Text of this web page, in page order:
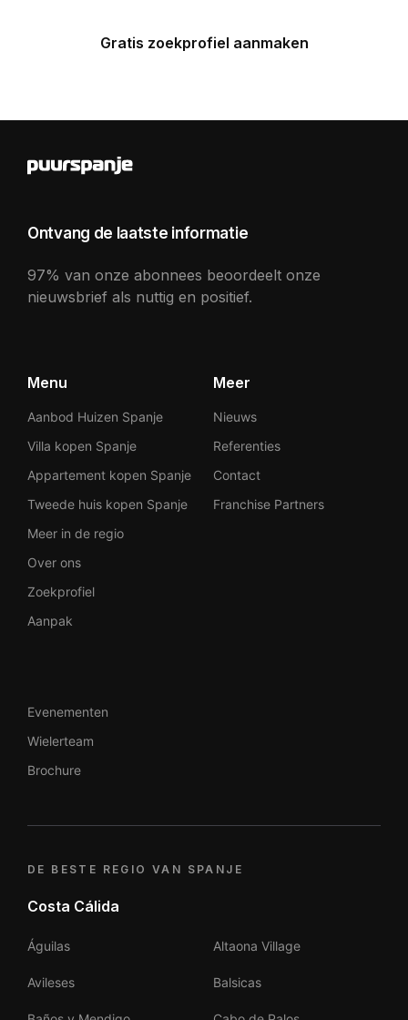
Gratis zoekprofiel aanmaken
Ontvang de laatste informatie
97% van onze abonnees beoordeelt onze
nieuwsbrief als nuttig en positief.
Menu
Aanbod Huizen Spanje
Villa kopen Spanje
Appartement kopen Spanje
Tweede huis kopen Spanje
Meer in de regio
Over ons
Zoekprofiel
Aanpak
Meer
Nieuws
Referenties
Contact
Franchise Partners
Evenementen
Wielerteam
Brochure
DE BESTE REGIO VAN SPANJE
Costa Cálida
Águilas Altaona Village
Avileses Balsicas